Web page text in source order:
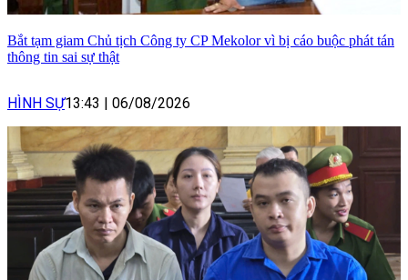
Bắt tạm giam Chủ tịch Công ty CP Mekolor vì bị cáo buộc phát tán
thông tin sai sự thật
HÌNH SỰ13:43 | 06/08/2026